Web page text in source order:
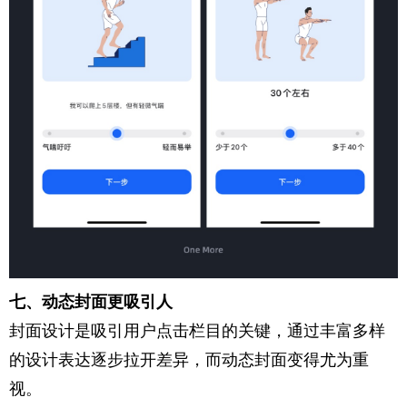
七、动态封面更吸引人
封面设计是吸引用户点击栏目的关键，通过丰富多样
的设计表达逐步拉开差异，而动态封面变得尤为重
视。